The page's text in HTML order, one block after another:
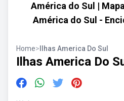
América do Sul |
América do Sul -
Home> Ilhas America Do Sul
Ilhas America Do